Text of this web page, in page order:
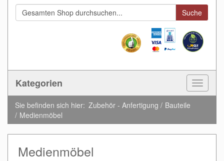
Suche
Kategorien
Toggle
Sie befinden sich hier: Zubehör - Anfertigung
Bauteile
Medienmöbel
Medienmöbel